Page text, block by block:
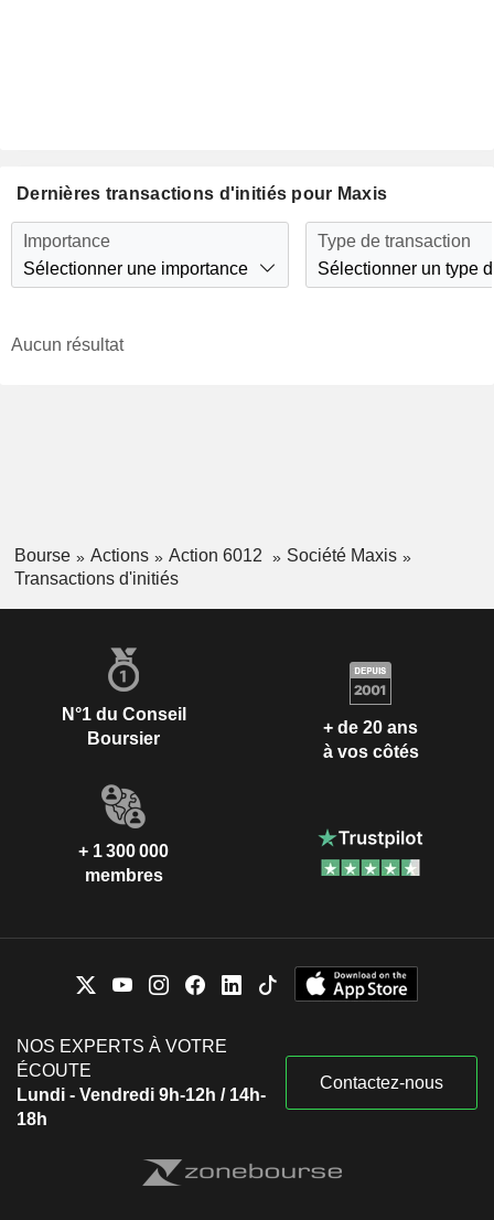
Dernières transactions d'initiés pour Maxis
Importance
Sélectionner une importance
Type de transaction
Sélectionner un type
Aucun résultat
Bourse Actions Action 6012
Société Maxis
Transactions d'initiés
N°1 du Conseil
Boursier
+ de 20 ans
à vos côtés
+ 1 300 000
membres
NOS EXPERTS À VOTRE
ÉCOUTE
Lundi - Vendredi 9h-12h / 14h-
18h
Contactez-nous